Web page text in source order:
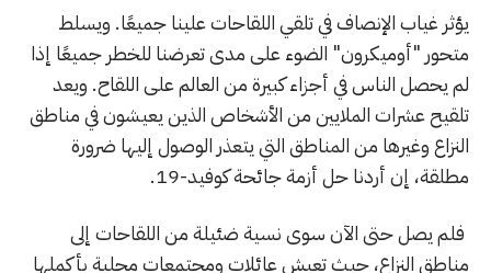
يؤثر غياب الإنصاف في تلقي اللقاحات علينا جميعًا. ويسلط
متحور "أوميكرون" الضوء على مدى تعرضنا للخطر جميعًا إذا
لم يحصل الناس في أجزاء كبيرة من العالم على اللقاح. ويعد
تلقيح عشرات الملايين من الأشخاص الذين يعيشون في مناطق
النزاع وغيرها من المناطق التي يتعذر الوصول إليها ضرورة
مطلقة، إن أردنا حل أزمة جائحة كوفيد-19.
فلم يصل حتى الآن سوى نسية ضئيلة من اللقاحات إلى
مناطق النزاع، حيث تعيش عائلات ومجتمعات محلية بأكملها